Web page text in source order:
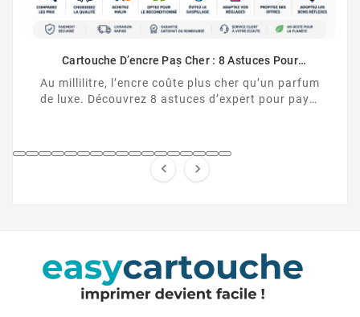
Pas Cher : 8 Astuces Pour
coûte plus cher qu’un parfum
8 astuces d’expert pour payer
Comment Désactiver
Cartouche HP
comment
 